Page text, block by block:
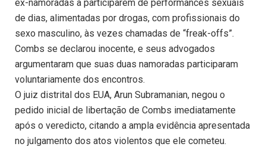
ex-namoradas a participarem de performances sexuais
de dias, alimentadas por drogas, com profissionais do
sexo masculino, às vezes chamadas de “freak-offs”.
Combs se declarou inocente, e seus advogados
argumentaram que suas duas namoradas participaram
voluntariamente dos encontros.
O juiz distrital dos EUA, Arun Subramanian, negou o
pedido inicial de libertação de Combs imediatamente
após o veredicto, citando a ampla evidência apresentada
no julgamento dos atos violentos que ele cometeu.